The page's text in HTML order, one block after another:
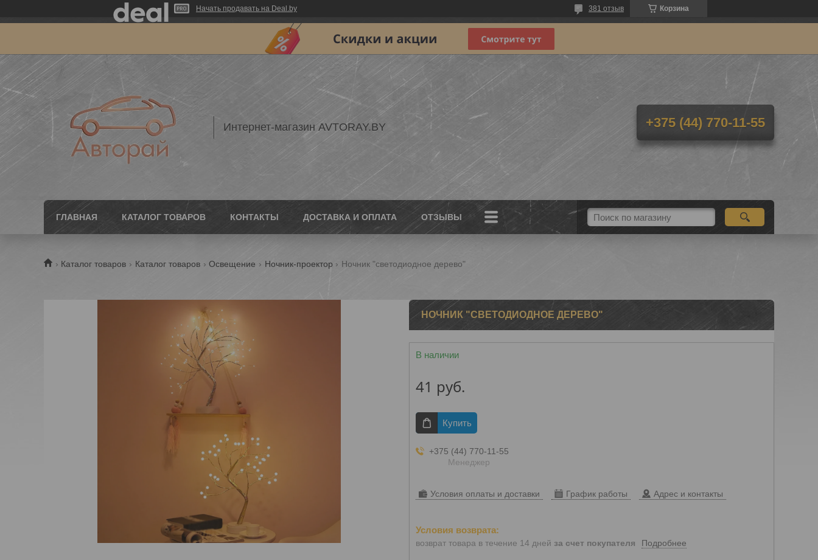
Начать продавать на Deal.by Корзина
381 отзыв
Интернет-магазин AVTORAY.BY +375 (44) 770-11-55
ГЛАВНАЯ КАТАЛОГ ТОВАРОВ КОНТАКТЫ ДОСТАВКА И ОПЛАТА ОТЗЫВЫ
Каталог товаров Каталог товаров Освещение Ночник-проектор Ночник "светодиодное дерево"
НОЧНИК "СВЕТОДИОДНОЕ ДЕРЕВО"
В наличии
41 руб.
Купить
+375 (44) 770-11-55
Менеджер
Условия оплаты и доставки График работы Адрес и контакты
возврат товара в течение 14 дней за счет покупателя Подробнее